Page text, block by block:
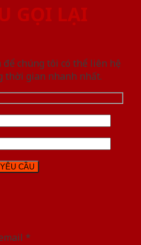
GỌI LẠI
chúng tôi có thể liên hệ
thời gian nhanh nhất.
*